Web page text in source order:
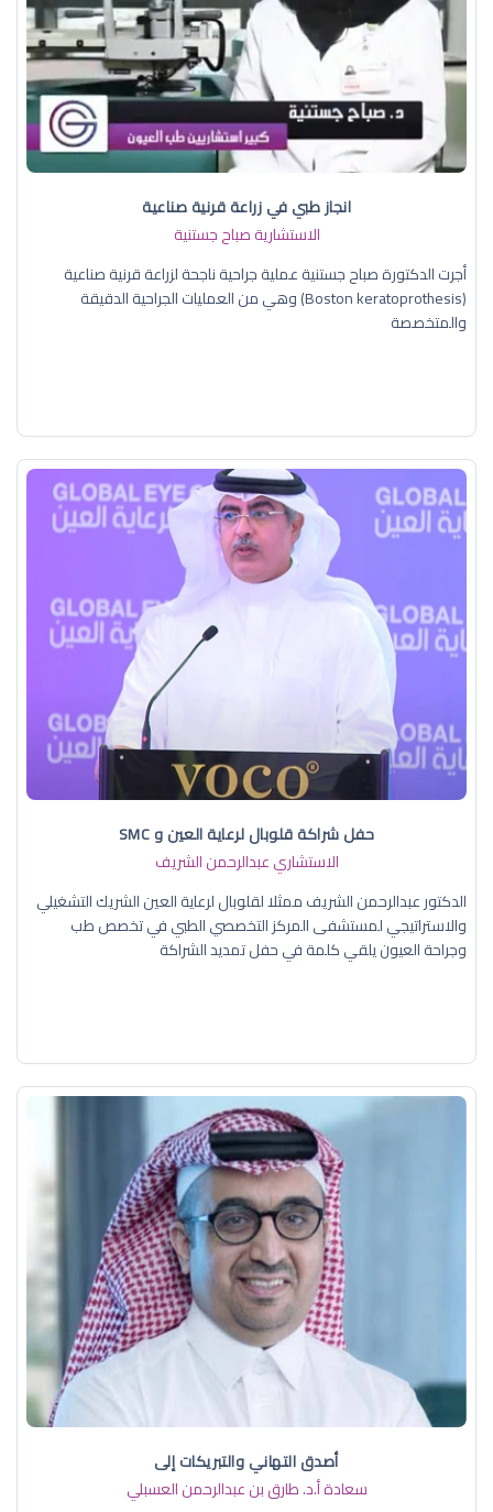
انجاز طبي في زراعة قرنية صناعية
الاستشارية صباح جستنية
أجرت الدكتورة صباح جستنية عملية جراحية ناجحة لزراعة قرنية صناعية
(Boston keratoprothesis) وهي من العمليات الجراحية الدقيقة
والمتخصصة
حفل شراكة قلوبال لرعاية العين و SMC
الاستشاري عبدالرحمن الشريف
الدكتور عبدالرحمن الشريف ممثلا لقلوبال لرعاية العين الشريك التشغيلي
والاستراتيجي لمستشفى المركز التخصصي الطبي في تخصص طب
وجراحة العيون يلقي كلمة في حفل تمديد الشراكة
أصدق التهاني والتبريكات إلى
سعادة أ.د. ​طارق بن عبدالرحمن العسبلي